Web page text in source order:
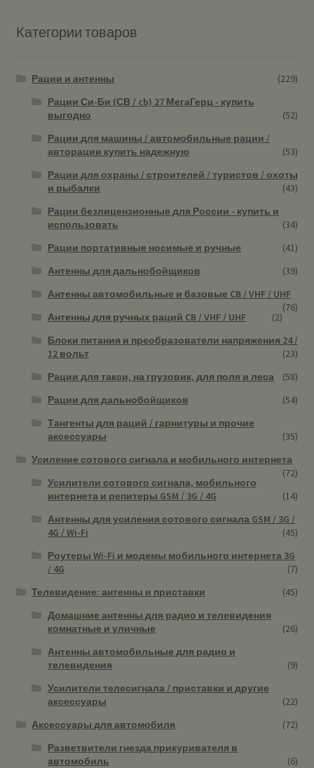
Категории товаров
Рации и антенны
(229)
Рации Си-Би (СВ / cb) 27 МегаГерц - купить
выгодно
(52)
Рации для машины / автомобильные рации /
авторации купить надежную
(53)
Рации для охраны / строителей / туристов / охоты
и рыбалки
(43)
Рации безлицензионные для России - купить и
использовать
(34)
Рации портативные носимые и ручные
(41)
Антенны для дальнобойщиков
(39)
Антенны автомобильные и базовые CB / VHF / UHF
(76)
Антенны для ручных раций CB / VHF / UHF
(2)
Блоки питания и преобразователи напряжения 24 /
12 вольт
(23)
Рации для такси, на грузовик, для поля и леса
(58)
Рации для дальнобойщиков
(54)
Тангенты для раций / гарнитуры и прочие
аксессуары
(35)
Усиление сотового сигнала и мобильного интернета
(72)
Усилители сотового сигнала, мобильного
интернета и репитеры GSM / 3G / 4G
(14)
Антенны для усиления сотового сигнала GSM / 3G /
4G / Wi-Fi
(45)
Роутеры Wi-Fi и модемы мобильного интернета 3G
/ 4G
(7)
Телевидение: антенны и приставки
(45)
Домашние антенны для радио и телевидения
комнатные и уличные
(26)
Антенны автомобильные для радио и
телевидения
(9)
Усилители телесигнала / приставки и другие
аксессуары
(22)
Аксессуары для автомобиля
(72)
Разветвители гнезда прикуривателя в
автомобиль
(6)